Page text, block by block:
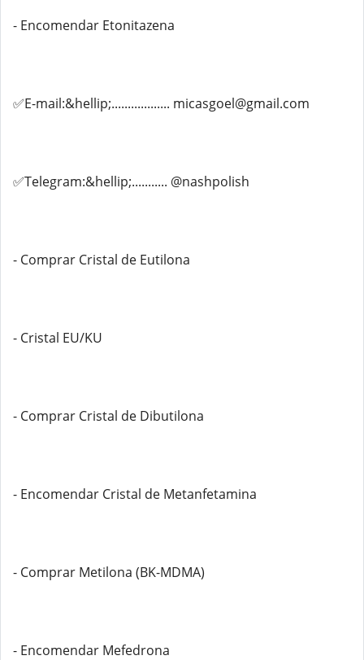
- Encomendar Etonitazena
✅E-mail:&hellip;.................. micasgoel@gmail.com
✅Telegram:&hellip;........... @nashpolish
- Comprar Cristal de Eutilona
- Cristal EU/KU
- Comprar Cristal de Dibutilona
- Encomendar Cristal de Metanfetamina
- Comprar Metilona (BK-MDMA)
- Encomendar Mefedrona